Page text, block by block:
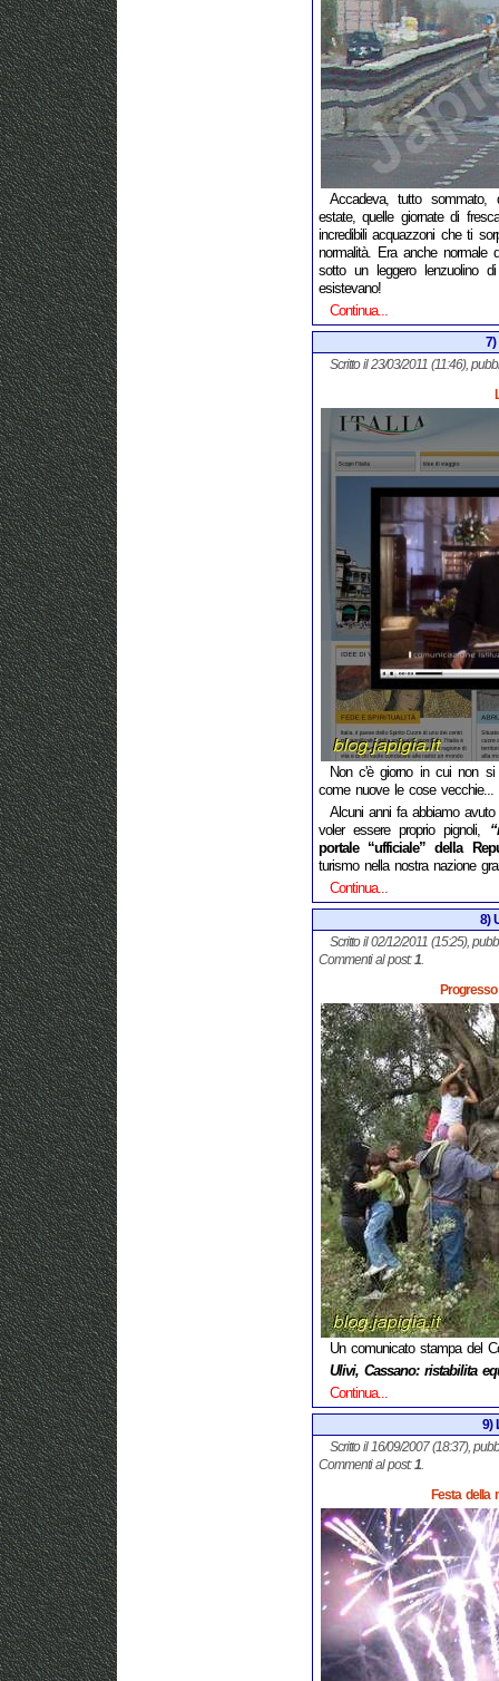
Accadeva, tutto
estate, quelle giornate di
incredibili acquazzoni che ti
normalità. Era anche normale
sotto un leggero lenzuolino
esistevano!
Continua...
7)
Scritto il 23/03/2011 (11:46),
Non c'è giorno in cui non
come nuove le cose vecchie...
Alcuni anni fa abbiamo
voler essere proprio pignoli,
portale “ufficiale” della
turismo nella nostra nazione
Continua...
8)
Scritto il 02/12/2011 (15:25),
Commenti al post:1.
Un comunicato stampa del
Ulivi, Cassano: ristabilita
Continua...
9)
Scritto il 16/09/2007 (18:37),
Commenti al post:1.
Festa della